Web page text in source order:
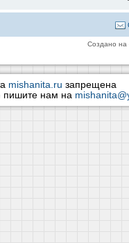
Создано на
mishanita.ru запрещена
пишите нам на